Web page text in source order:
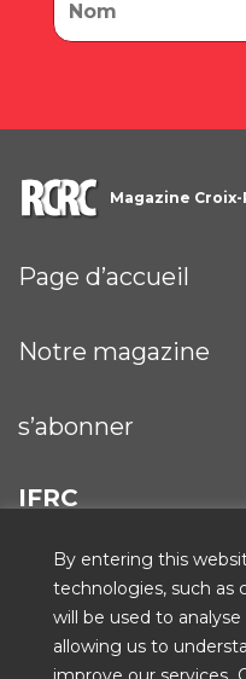
By entering this
technologies, such as
will be used to
allowing us to
Magazine
Page d’accueil
Notre magazine
s’abonner
IFRC
ICRC